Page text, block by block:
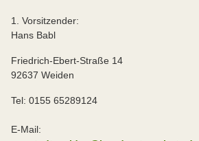
1. Vorsitzender:
Hans Babl
Friedrich-Ebert-Straße 14
92637 Weiden
Tel: 0155 65289124
E-Mail: